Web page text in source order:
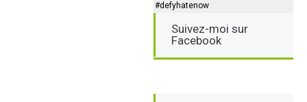
#defyhatenow
Suivez-moi sur
Facebook